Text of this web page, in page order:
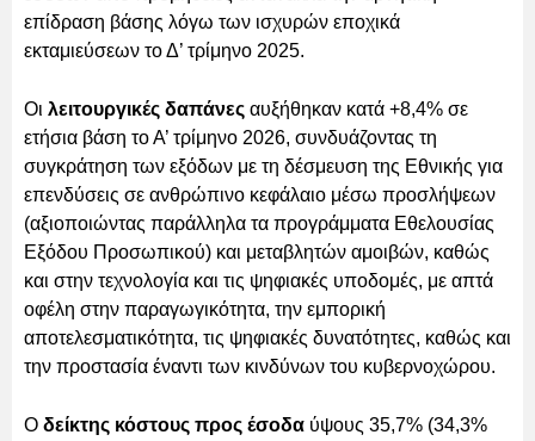
επίδραση βάσης λόγω των ισχυρών εποχικά
εκταμιεύσεων το Δ’ τρίμηνο 2025.
Οι λειτουργικές δαπάνες αυξήθηκαν κατά +8,4% σε
ετήσια βάση το Α’ τρίμηνο 2026, συνδυάζοντας τη
συγκράτηση των εξόδων με τη δέσμευση της Εθνικής για
επενδύσεις σε ανθρώπινο κεφάλαιο μέσω προσλήψεων
(αξιοποιώντας παράλληλα τα προγράμματα Εθελουσίας
Εξόδου Προσωπικού) και μεταβλητών αμοιβών, καθώς
και στην τεχνολογία και τις ψηφιακές υποδομές, με απτά
οφέλη στην παραγωγικότητα, την εμπορική
αποτελεσματικότητα, τις ψηφιακές δυνατότητες, καθώς και
την προστασία έναντι των κινδύνων του κυβερνοχώρου.
Ο δείκτης κόστους προς έσοδα ύψους 35,7% (34,3%